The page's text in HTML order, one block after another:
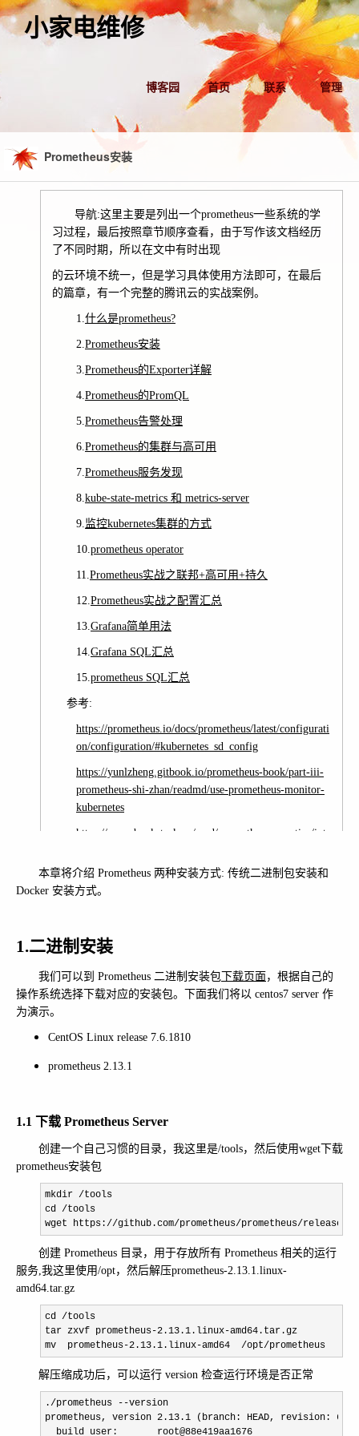
小家电维修
博客园 首页 联系 管理
Prometheus安装
导航:这里主要是列出一个prometheus一些系统的学
习过程，最后按照章节顺序查看，由于写作该文档经历
了不同时期，所以在文中有时出现
的云环境不统一，但是学习具体使用方法即可，在最后
的篇章，有一个完整的腾讯云的实战案例。
1.什么是prometheus?
2.Prometheus安装
3.Prometheus的Exporter详解
4.Prometheus的PromQL
5.Prometheus告警处理
6.Prometheus的集群与高可用
7.Prometheus服务发现
8.kube-state-metrics 和 metrics-server
9.监控kubernetes集群的方式
10.prometheus operator
11.Prometheus实战之联邦+高可用+持久
12.Prometheus实战之配置汇总
13.Grafana简单用法
14.Grafana SQL汇总
15.prometheus SQL汇总
参考:
https://prometheus.io/docs/prometheus/latest/configurati
on/configuration/#kubernetes_sd_config
https://yunlzheng.gitbook.io/prometheus-book/part-iii-
prometheus-shi-zhan/readmd/use-prometheus-monitor-
kubernetes
https://www.bookstack.cn/read/prometheus_practice/intr
https://www.kancloud.cn/huyipow/prometheus/521184
本章将介绍 Prometheus 两种安装方式: 传统二进制包安装和
Docker 安装方式。
1.二进制安装
我们可以到 Prometheus 二进制安装包 下载页面 ，根据自己的
操作系统选择下载对应的安装包。下面我们将以 centos7 server 作
为演示。
CentOS Linux release 7.6.1810
prometheus 2.13.1
1.1 下载 Prometheus Server
创建一个自己习惯的目录，我这里是/tools，然后使用wget下载
prometheus安装包
mkdir /tools
cd /tools
wget https://github.com/prometheus/prometheus/
创建 Prometheus 目录，用于存放所有 Prometheus 相关的运行
服务,我这里使用/opt，然后解压prometheus-2.13.1.linux-
amd64.tar.gz
cd /tools
tar zxvf prometheus-2.13.1.linux-amd64.tar.gz
mv  prometheus-2.13.1.linux-amd64  /opt/prometheus
解压缩成功后，可以运行 version 检查运行环境是否正常
./prometheus --version
prometheus, version 2.13.1 (branch: HEAD, revision:
  build user:       root@88e419aa1676